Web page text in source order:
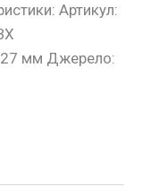
Артикул:
27 мм Джерело: